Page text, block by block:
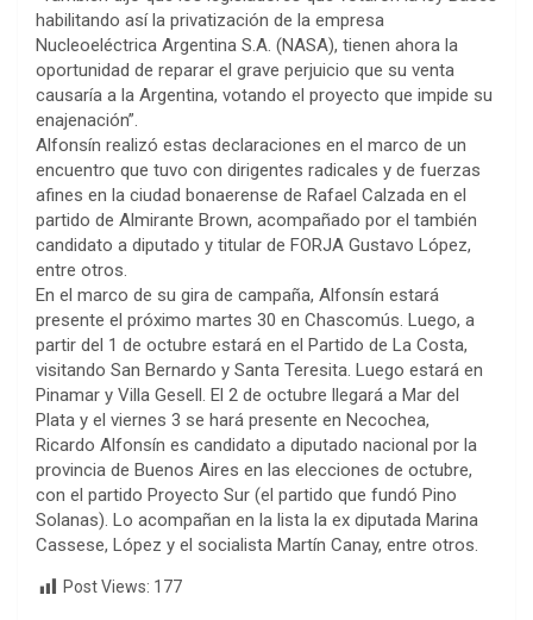
habilitando así la privatización de la empresa
Nucleoeléctrica Argentina S.A. (NASA), tienen ahora la
oportunidad de reparar el grave perjuicio que su venta
causaría a la Argentina, votando el proyecto que impide su
enajenación”.
Alfonsín realizó estas declaraciones en el marco de un
encuentro que tuvo con dirigentes radicales y de fuerzas
afines en la ciudad bonaerense de Rafael Calzada en el
partido de Almirante Brown, acompañado por el también
candidato a diputado y titular de FORJA Gustavo López,
entre otros.
En el marco de su gira de campaña, Alfonsín estará
presente el próximo martes 30 en Chascomús. Luego, a
partir del 1 de octubre estará en el Partido de La Costa,
visitando San Bernardo y Santa Teresita. Luego estará en
Pinamar y Villa Gesell. El 2 de octubre llegará a Mar del
Plata y el viernes 3 se hará presente en Necochea,
Ricardo Alfonsín es candidato a diputado nacional por la
provincia de Buenos Aires en las elecciones de octubre,
con el partido Proyecto Sur (el partido que fundó Pino
Solanas). Lo acompañan en la lista la ex diputada Marina
Cassese, López y el socialista Martín Canay, entre otros.
Post Views: 177